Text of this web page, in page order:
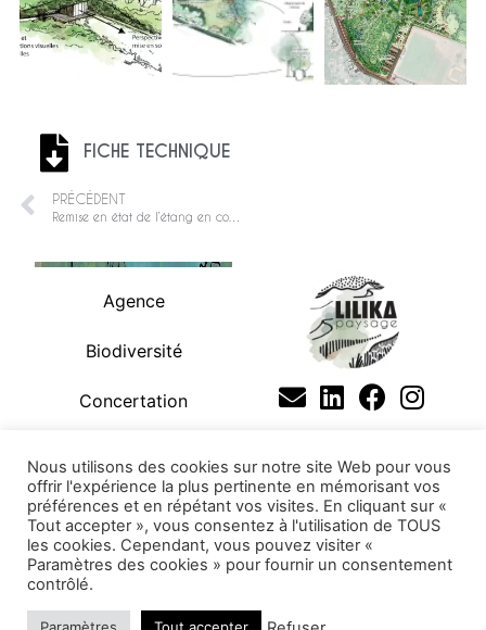
FICHE TECHNIQUE
PRÉCÉDENT
Remise en état de l’étang en cours d’eau
Agence
Biodiversité
Concertation
Projets
Copyright 2026 Ⓒ Lilika |
Mentions Légales
Politique de cookies
Nous utilisons des cookies sur notre site Web pour vous
offrir l'expérience la plus pertinente en mémorisant vos
préférences et en répétant vos visites. En cliquant sur «
Tout accepter », vous consentez à l'utilisation de TOUS
les cookies. Cependant, vous pouvez visiter «
Paramètres des cookies » pour fournir un consentement
contrôlé.